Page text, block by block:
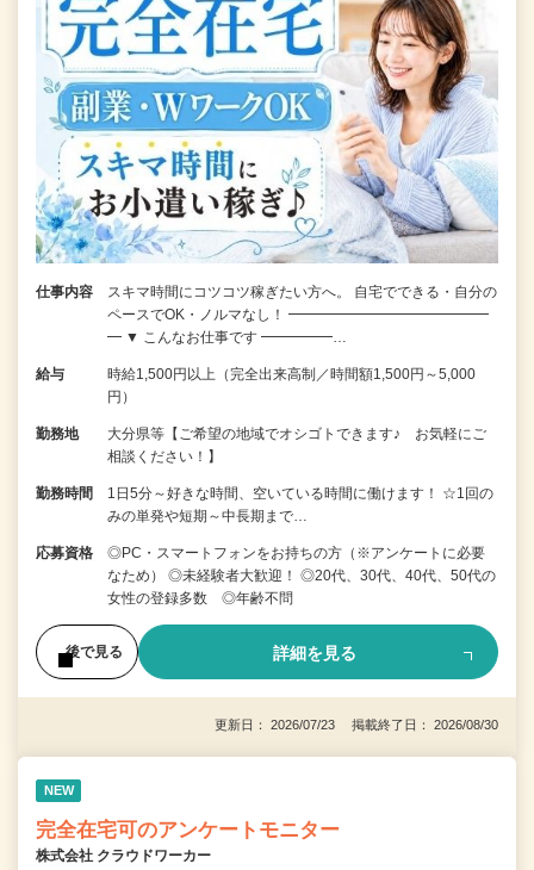
仕事内容
スキマ時間にコツコツ稼ぎたい方へ。 自宅でできる・自分の
ペースでOK・ノルマなし！ ━━━━━━━━━━━━━━
━ ▼ こんなお仕事です ━━━━━…
給与
時給1,500円以上（完全出来高制／時間額1,500円～5,000
円）
勤務地
大分県等【ご希望の地域でオシゴトできます♪ お気軽にご
相談ください！】
勤務時間
1日5分～好きな時間、空いている時間に働けます！ ☆1回の
みの単発や短期～中長期まで…
応募資格
◎PC・スマートフォンをお持ちの方（※アンケートに必要
なため） ◎未経験者大歓迎！ ◎20代、30代、40代、50代の
女性の登録多数 ◎年齢不問
後で見る 詳細を見る
更新日： 2026/07/23 掲載終了日： 2026/08/30
NEW
完全在宅可のアンケートモニター
株式会社 クラウドワーカー